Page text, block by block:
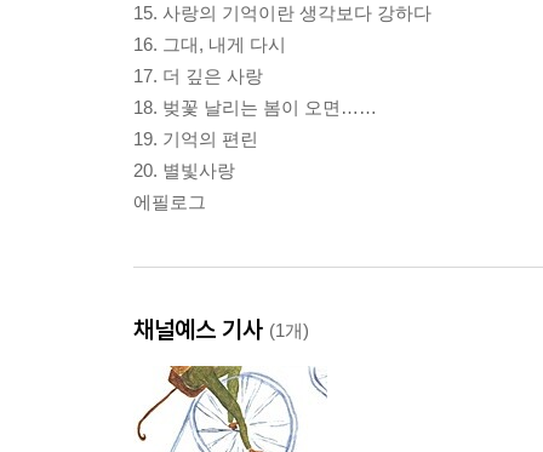
15. 사랑의 기억이란 생각보다 강하다
16. 그대, 내게 다시
17. 더 깊은 사랑
18. 벚꽃 날리는 봄이 오면……
19. 기억의 편린
20. 별빛사랑
에필로그
채널예스 기사 (1개)